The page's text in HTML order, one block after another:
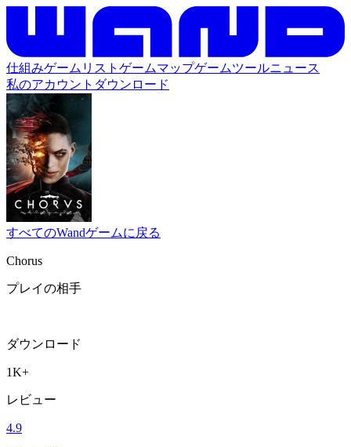
仕組みゲームリスト ゲームマップゲームツールニュース
私のアカウント ダウンロード
すべてのWandゲームに戻る
Chorus
プレイの相手
ダウンロード
1K+
レビュー
4.9